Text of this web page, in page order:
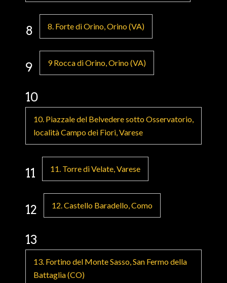
8 8. Forte di Orino, Orino (VA)
9 9 Rocca di Orino, Orino (VA)
10
10. Piazzale del Belvedere sotto Osservatorio,
località Campo dei Fiori, Varese
11 11. Torre di Velate, Varese
12 12. Castello Baradello, Como
13
13. Fortino del Monte Sasso, San Fermo della
Battaglia (CO)